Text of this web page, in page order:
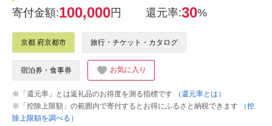
寄付金額:100,000円 還元率:30%
京都 府京都市 旅行・チケット・カタログ
宿泊券・食事券 お気に入り
※「還元率」とは返礼品のお得度を測る指標です
（還元率とは）
※「控除上限額」の範囲内で寄付するとお得にふるさと納税できます
（控
除上限額を調べる）